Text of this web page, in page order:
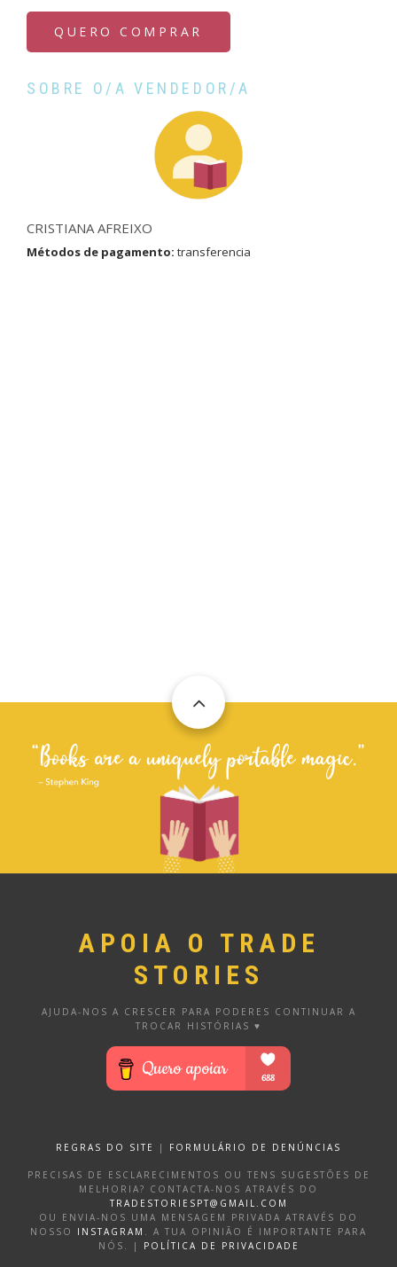
QUERO COMPRAR
SOBRE O/A VENDEDOR/A
CRISTIANA AFREIXO
Métodos de pagamento: transferencia
APOIA O TRADE
STORIES
AJUDA-NOS A CRESCER PARA PODERES CONTINUAR A
TROCAR HISTÓRIAS ♥
REGRAS DO SITE | FORMULÁRIO DE DENÚNCIAS
PRECISAS DE ESCLARECIMENTOS OU TENS SUGESTÕES DE
MELHORIA? CONTACTA-NOS ATRAVÉS DO
TRADESTORIESPT@GMAIL.COM
OU ENVIA-NOS UMA MENSAGEM PRIVADA ATRAVÉS DO
NOSSO INSTAGRAM
. A TUA OPINIÃO É IMPORTANTE PARA
NÓS. |
POLÍTICA DE PRIVACIDADE